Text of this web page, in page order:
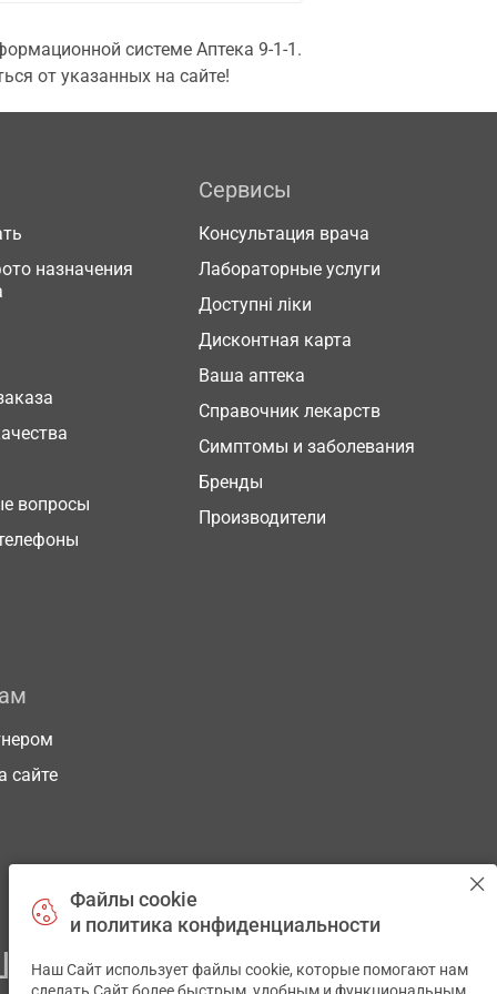
системе Аптека 9-1-1.
от указанных на сайте!
назначения
вопросы
Сервисы
Консультация врача
Лабораторные услуги
Доступні ліки
Дисконтная карта
Ваша аптека
Справочник лекарств
Симптомы и заболевания
Бренды
Производители
сайте
ЗДОРОВЬЯ
Файлы cookie
и политика конфиденциальности
Наш Сайт использует файлы cookie, которые помогают нам
✕